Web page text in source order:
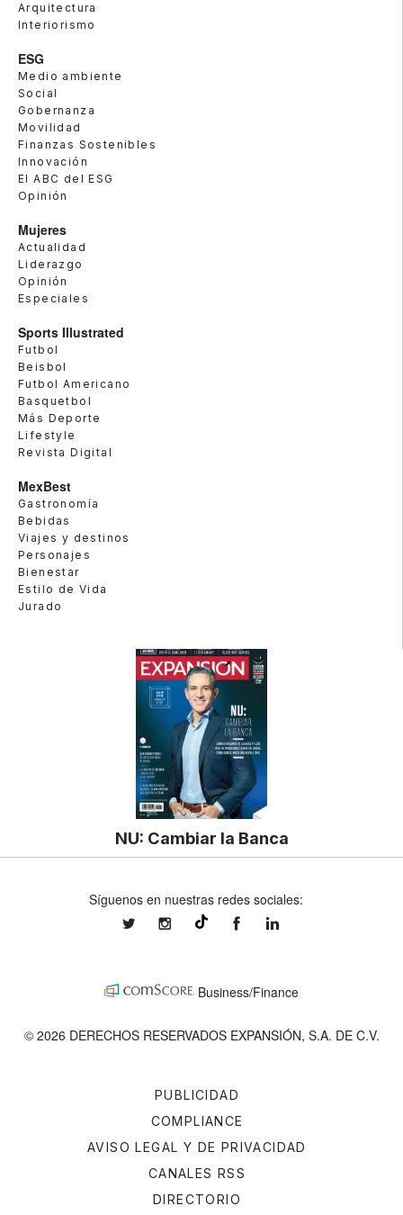
Arquitectura
Interiorismo
ESG
Medio ambiente
Social
Gobernanza
Movilidad
Finanzas Sostenibles
Innovación
El ABC del ESG
Opinión
Mujeres
Actualidad
Liderazgo
Opinión
Especiales
Sports Illustrated
Futbol
Beisbol
Futbol Americano
Basquetbol
Más Deporte
Lifestyle
Revista Digital
MexBest
Gastronomía
Bebidas
Viajes y destinos
Personajes
Bienestar
Estilo de Vida
Jurado
NU: Cambiar la Banca
PUBLICIDAD
COMPLIANCE
AVISO LEGAL Y DE PRIVACIDAD
CANALES RSS
DIRECTORIO
Síguenos en nuestras redes sociales:
expansionmxexpansionmx ExpansionMex
Business/Finance
© 2026 DERECHOS RESERVADOS EXPANSIÓN, S.A. DE C.V.